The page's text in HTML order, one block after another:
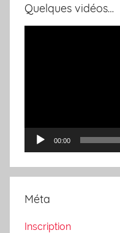
Quelques vidéos…
00:00
Méta
Inscription